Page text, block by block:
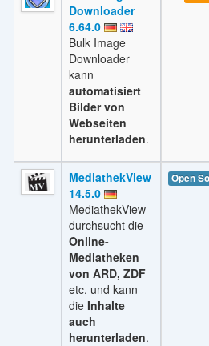
Downloader
6.64.0
Bulk Image
Downloader
kann
automatisiert
Bilder von
Webseiten
herunterladen.
MediathekView
14.5.0
MediathekView
durchsucht die
Online-
Mediatheken
von ARD, ZDF
etc. und kann
die Inhalte
auch
herunterladen.
Open